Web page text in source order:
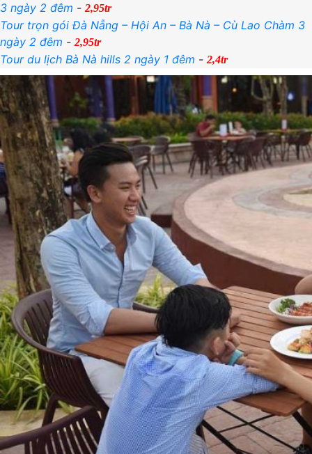
3 ngày 2 đêm -2,95tr
Tour trọn gói Đà Nẵng – Hội An – Bà Nà – Cù Lao Chàm 3
ngày 2 đêm -2,95tr
Tour du lịch Bà Nà hills 2 ngày 1 đêm -2,4tr